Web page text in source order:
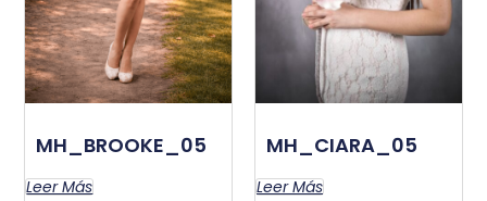
MH_BROOKE_05
Leer Más
MH_CIARA_05
Leer Más